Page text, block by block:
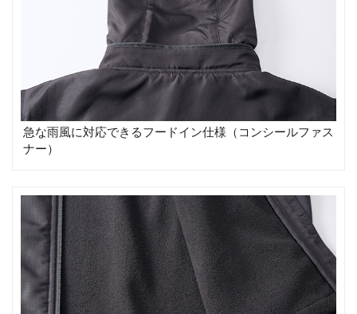
急な雨風に対応できるフードイン仕様（コンシールファス
ナー）